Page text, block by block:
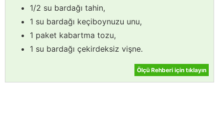
1/2 su bardağı tahin,
1 su bardağı keçiboynuzu unu,
1 paket kabartma tozu,
1 su bardağı çekirdeksiz vişne.
Ölçü Rehberi için tıklayın